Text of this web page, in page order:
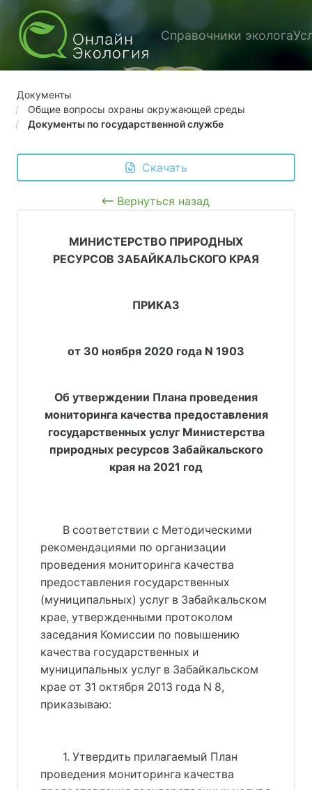
Справочники эколога
Документы
Общие вопросы охраны окружающей среды
Документы по государственной службе
Скачать
Вернуться назад
МИНИСТЕРСТВО ПРИРОДНЫХ
РЕСУРСОВ ЗАБАЙКАЛЬСКОГО КРАЯ
ПРИКАЗ
от 30 ноября 2020 года N 1903
Об утверждении Плана проведения
мониторинга качества предоставления
государственных услуг Министерства
природных ресурсов Забайкальского
края на 2021 год
В соответствии с Методическими
рекомендациями по организации
проведения мониторинга качества
предоставления государственных
(муниципальных) услуг в Забайкальском
крае, утвержденными протоколом
заседания Комиссии по повышению
качества государственных и
муниципальных услуг в Забайкальском
крае от 31 октября 2013 года N 8,
приказываю:
1. Утвердить прилагаемый План
проведения мониторинга качества